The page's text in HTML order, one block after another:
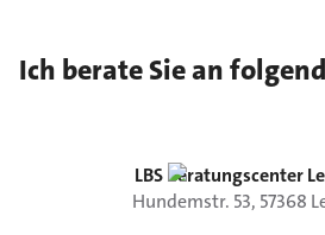
Ich berate Sie an
LBS Beratungscenter
Hundemstr. 53, 57368